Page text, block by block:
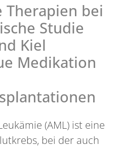
Therapien bei
Studie
Kiel
Medikation
(AML) ist eine
bei der auch